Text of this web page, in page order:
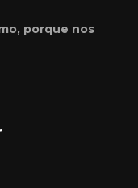
porque nos